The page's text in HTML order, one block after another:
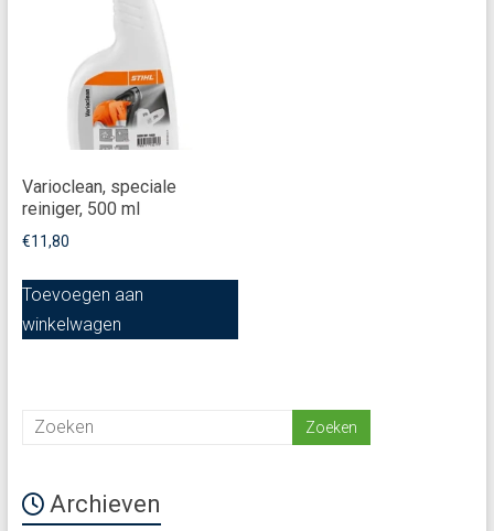
Varioclean, speciale
reiniger, 500 ml
€11,80
Toevoegen aan
winkelwagen
Archieven